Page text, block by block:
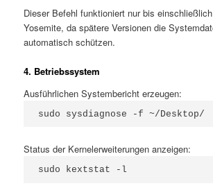
Dieser Befehl funktioniert nur bis
Yosemite, da spätere Versionen die
automatisch schützen.
4. Betriebssystem
Ausführlichen Systembericht erzeugen:
sudo sysdiagnose -f ~/Desktop/
Status der Kernelerweiterungen anzeigen:
sudo kextstat -l